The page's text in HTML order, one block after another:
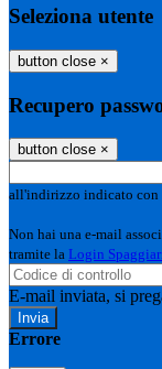
Seleziona utente
button close ×
Recupero
button close ×
all'indirizzo indicato con
Non hai una e-mail
tramite la Login
E-mail inviata, si
Errore